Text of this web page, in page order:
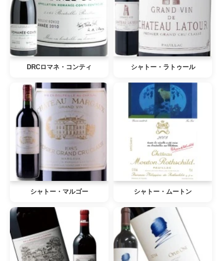
DRCロマネ・コンティ シャトー・ラトゥール
シャトー・マルゴー シャトー・ムートン